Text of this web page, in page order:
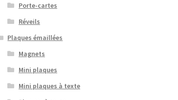
Porte-cartes
Réveils
Plaques émaillées
Magnets
Mini plaques
Mini plaques à texte